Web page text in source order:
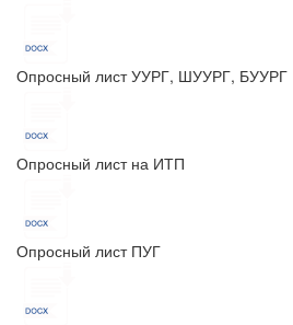
Опросный лист УУРГ, ШУУРГ, БУУРГ
Опросный лист на ИТП
Опросный лист ПУГ